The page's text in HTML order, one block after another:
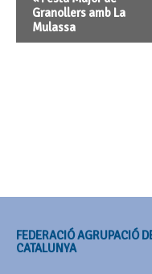
d'Esdeveniment
Granollers amb La
Mulassa
FEDERACIÓ AGRUPACIÓ
CATALUNYA